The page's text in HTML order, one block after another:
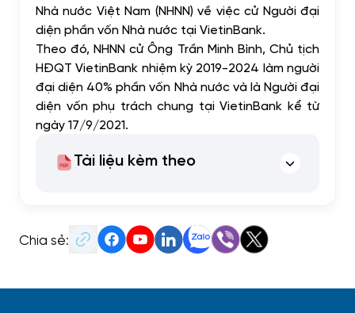
Nhà nước Việt Nam (NHNN) về việc cử Người đại
diện phần vốn Nhà nước tại VietinBank.
Theo đó, NHNN cử Ông Trần Minh Bình, Chủ tịch
HĐQT VietinBank nhiệm kỳ 2019-2024 làm người
đại diện 40% phần vốn Nhà nước và là Người đại
diện vốn phụ trách chung tại VietinBank kể từ
ngày 17/9/2021.
Tài liệu kèm theo
Chia sẻ: